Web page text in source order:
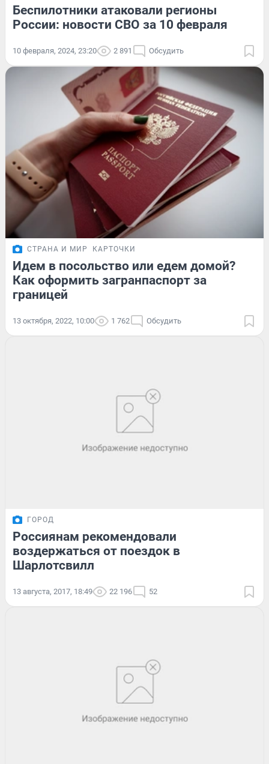
Беспилотники атаковали регионы
России: новости СВО за 10 февраля
10 февраля, 2024, 23:20 2 891 Обсудить
СТРАНА И МИР КАРТОЧКИ
Идем в посольство или едем домой?
Как оформить загранпаспорт за
границей
13 октября, 2022, 10:00 1 762 Обсудить
ГОРОД
Россиянам рекомендовали
воздержаться от поездок в
Шарлотсвилл
13 августа, 2017, 18:49 22 196 52